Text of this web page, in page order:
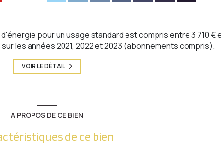
pour un usage standard est compris entre 3 710 €
les années 2021, 2022 et 2023 (abonnements compris).
VOIR LE DÉTAIL
A PROPOS DE CE BIEN
de ce bien